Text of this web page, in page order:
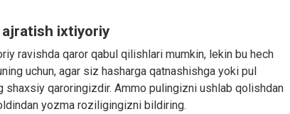
ajratish ixtiyoriy
ravishda qaror qabul qilishlari mumkin, lekin bu hech
uchun, agar siz hasharga qatnashishga yoki pul
shaxsiy qaroringizdir. Ammo pulingizni ushlab qolishdan
yozma roziligingizni bildiring.